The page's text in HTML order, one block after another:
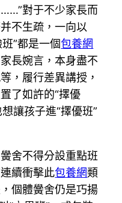
對于不少家長而
不生疏，一向以
班”都是一個包養網
長婉言，本身盡不
，履行差異講授，
了如許的“擇優
讓孩子進“擇優班”
舍不得分設重點班
續衝擊此包養網類
個體黌舍仍是巧揚